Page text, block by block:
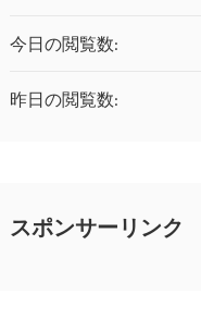
今日の閲覧数:
昨日の閲覧数:
スポンサーリンク